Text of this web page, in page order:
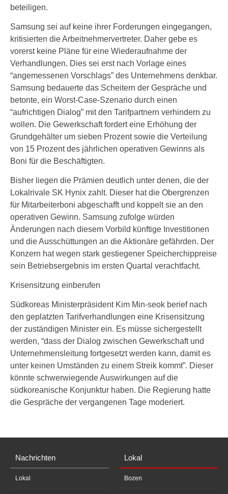
beteiligen.
Samsung sei auf keine ihrer Forderungen eingegangen,
kritisierten die Arbeitnehmervertreter. Daher gebe es
vorerst keine Pläne für eine Wiederaufnahme der
Verhandlungen. Dies sei erst nach Vorlage eines
“angemessenen Vorschlags” des Unternehmens denkbar.
Samsung bedauerte das Scheitern der Gespräche und
betonte, ein Worst-Case-Szenario durch einen
“aufrichtigen Dialog” mit den Tarifpartnern verhindern zu
wollen. Die Gewerkschaft fordert eine Erhöhung der
Grundgehälter um sieben Prozent sowie die Verteilung
von 15 Prozent des jährlichen operativen Gewinns als
Boni für die Beschäftigten.
Bisher liegen die Prämien deutlich unter denen, die der
Lokalrivale SK Hynix zahlt. Dieser hat die Obergrenzen
für Mitarbeiterboni abgeschafft und koppelt sie an den
operativen Gewinn. Samsung zufolge würden
Änderungen nach diesem Vorbild künftige Investitionen
und die Ausschüttungen an die Aktionäre gefährden. Der
Konzern hat wegen stark gestiegener Speicherchippreise
sein Betriebsergebnis im ersten Quartal verachtfacht.
Krisensitzung einberufen
Südkoreas Ministerpräsident Kim Min-seok berief nach
den geplatzten Tarifverhandlungen eine Krisensitzung
der zuständigen Minister ein. Es müsse sichergestellt
werden, “dass der Dialog zwischen Gewerkschaft und
Unternehmensleitung fortgesetzt werden kann, damit es
unter keinen Umständen zu einem Streik kommt”. Dieser
könnte schwerwiegende Auswirkungen auf die
südkoreanische Konjunktur haben. Die Regierung hatte
die Gespräche der vergangenen Tage moderiert.
Nachrichten
Lokal
Lokal
Bozen